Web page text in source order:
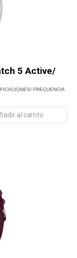
5 Active/
FRECUENCIA
al carrito